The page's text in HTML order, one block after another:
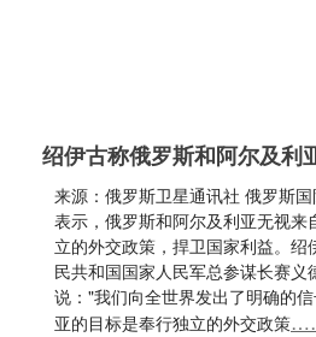
绍伊古称俄罗斯和阿尔及利
来源：俄罗斯卫星通讯社 俄罗斯
表示，俄罗斯和阿尔及利亚无视来
立的外交政策，捍卫国家利益。绍
民共和国国家人民军总参谋长赛义
说："我们向全世界发出了明确的
亚的目标是奉行独立的外交政策